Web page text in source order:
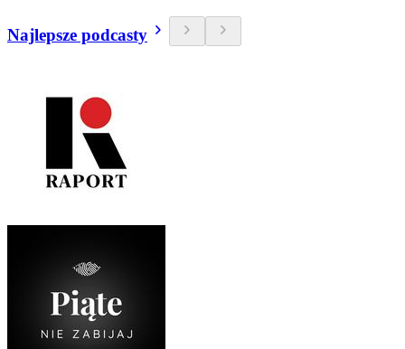
Najlepsze podcasty